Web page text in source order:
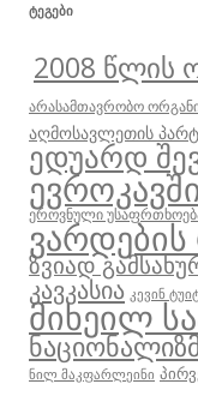
ᲢᲔᲒᲔᲑᲘ
2008 წლის
არასამთავრობო
აღმოსავლეთის
ედუარდ
ეროვნული
ზვიად
კავკასია კევინ
მიხეილ
ნილ მაკფარლეინი